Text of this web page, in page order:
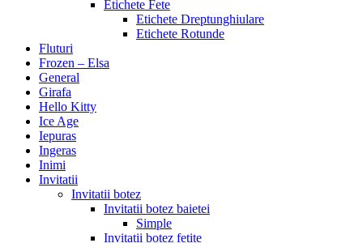
Etichete Fete
Etichete Dreptunghiulare
Etichete Rotunde
Fluturi
Frozen – Elsa
General
Girafa
Hello Kitty
Ice Age
Iepuras
Ingeras
Inimi
Invitatii
Invitatii botez
Invitatii botez baietei
Simple
Invitatii botez fetite